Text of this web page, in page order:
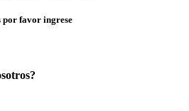
por favor ingrese